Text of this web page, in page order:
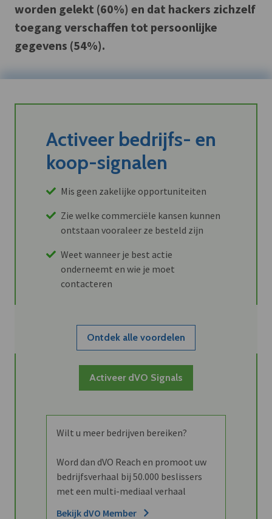
worden gelekt (60%) en dat hackers zichzelf
toegang verschaffen tot persoonlijke
gegevens (54%).
Activeer bedrijfs- en
koop-signalen
Mis geen zakelijke opportuniteiten
Zie welke commerciële kansen kunnen
ontstaan vooraleer ze besteld zijn
Weet wanneer je best actie
onderneemt en wie je moet
contacteren
Ontdek alle voordelen
Activeer dVO Signals
Wilt u meer bedrijven bereiken?
Word dan dVO Reach en promoot uw
bedrijfsverhaal bij 50.000 beslissers
met een multi-mediaal verhaal
Bekijk dVO Member